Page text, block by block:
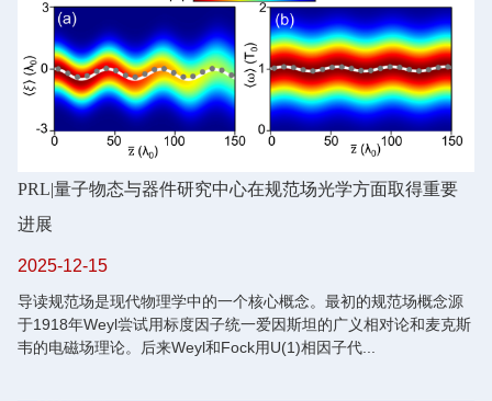
PRL|量子物态与器件研究中心在规范场光学方面取得重要
进展
2025-12-15
导读规范场是现代物理学中的一个核心概念。最初的规范场概念源
于1918年Weyl尝试用标度因子统一爱因斯坦的广义相对论和麦克斯
韦的电磁场理论。后来Weyl和Fock用U(1)相因子代...